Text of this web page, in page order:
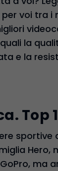
voi tra i
la
e la
Top
sportive
Hero,
ma